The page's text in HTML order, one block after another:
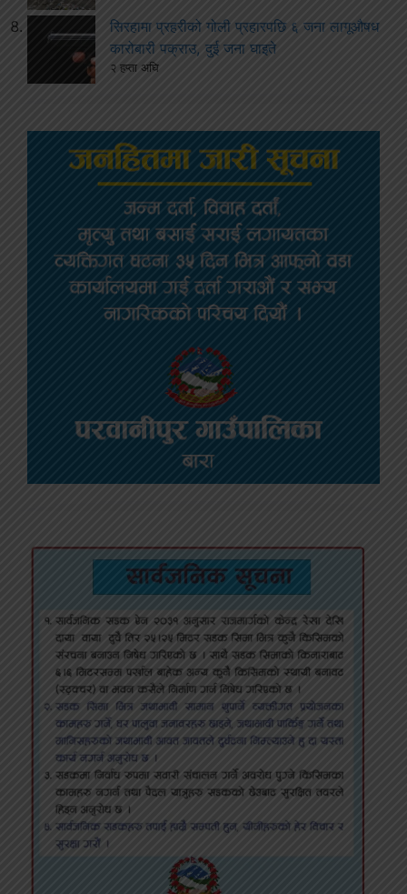
सिरहामा प्रहरीको गोली प्रहारपछि ६ जना लागूऔषध
कारोबारी पक्राउ, दुई जना घाइते
२ हप्ता अघि